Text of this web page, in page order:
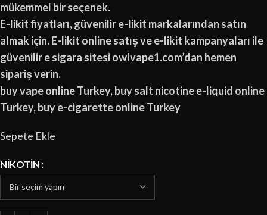
mükemmel bir seçenek.
E-likit fiyatları, güvenilir e-likit markalarından satın
almak için. E-likit online satış ve e-likit kampanyaları ile
güvenilir e sigara sitesi owlvape1.com’dan hemen
sipariş verin.
buy vape online Turkey, buy salt nicotine e-liquid online
Turkey, buy e-cigarette online Turkey
Sepete Ekle
NIKOTIN